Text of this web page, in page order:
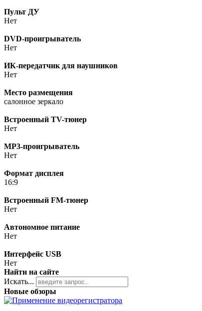
Пульт ДУ
Нет
DVD-проигрыватель
Нет
ИК-передатчик для наушников
Нет
Место размещения
салонное зеркало
Встроенный TV-тюнер
Нет
MP3-проигрыватель
Нет
Формат дисплея
16:9
Встроенный FM-тюнер
Нет
Автономное питание
Нет
Интерфейс USB
Нет
Найти на сайте
Искать...
Новые обзоры